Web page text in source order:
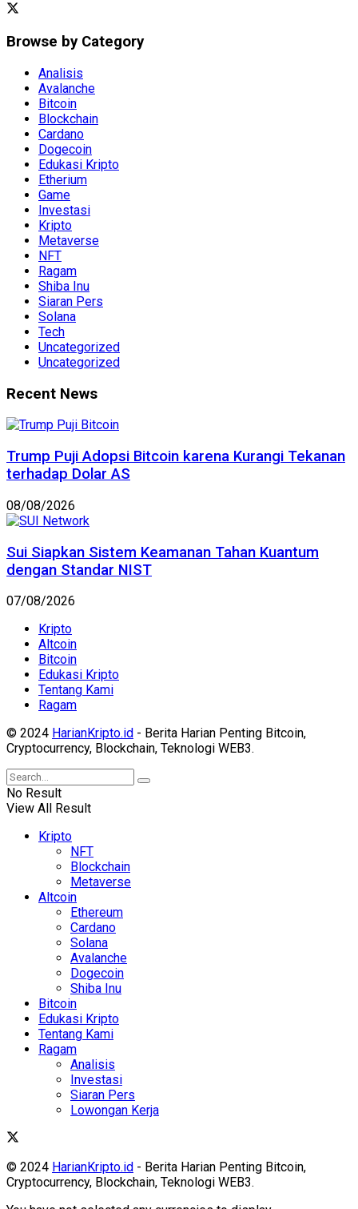
Browse by Category
Analisis
Avalanche
Bitcoin
Blockchain
Cardano
Dogecoin
Edukasi Kripto
Etherium
Game
Investasi
Kripto
Metaverse
NFT
Ragam
Shiba Inu
Siaran Pers
Solana
Tech
Uncategorized
Uncategorized
Recent News
Trump Puji Adopsi Bitcoin karena Kurangi Tekanan
terhadap Dolar AS
08/08/2026
Sui Siapkan Sistem Keamanan Tahan Kuantum
dengan Standar NIST
07/08/2026
Kripto
Altcoin
Bitcoin
Edukasi Kripto
Tentang Kami
Ragam
© 2024 HarianKripto.id - Berita Harian Penting Bitcoin,
Cryptocurrency, Blockchain, Teknologi WEB3.
No Result
View All Result
Kripto
NFT
Blockchain
Metaverse
Altcoin
Ethereum
Cardano
Solana
Avalanche
Dogecoin
Shiba Inu
Bitcoin
Edukasi Kripto
Tentang Kami
Ragam
Analisis
Investasi
Siaran Pers
Lowongan Kerja
© 2024 HarianKripto.id - Berita Harian Penting Bitcoin,
Cryptocurrency, Blockchain, Teknologi WEB3.